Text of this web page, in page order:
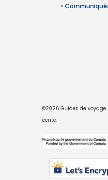
»
©2026 Guides de
écrite.